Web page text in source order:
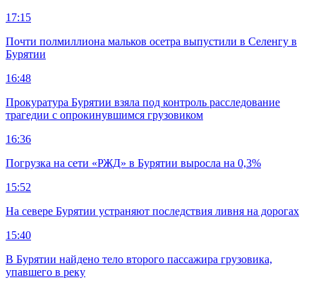
17:15
Почти полмиллиона мальков осетра выпустили в Селенгу в
Бурятии
16:48
Прокуратура Бурятии взяла под контроль расследование
трагедии с опрокинувшимся грузовиком
16:36
Погрузка на сети «РЖД» в Бурятии выросла на 0,3%
15:52
На севере Бурятии устраняют последствия ливня на дорогах
15:40
В Бурятии найдено тело второго пассажира грузовика,
упавшего в реку